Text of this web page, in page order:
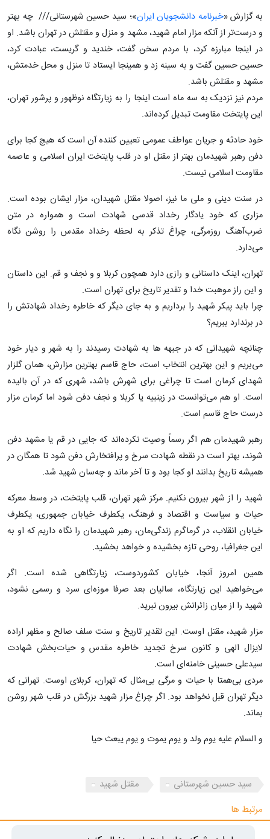
به گزارش «خبرنامه دانشجویان ایران»؛ سید حسین شهرستانی/// چه بهتر
و درست‌تر از آنکه مزار امام شهید، مشهد و منزل و مقتلش در تهران باشد. او
در اینجا مبارزه کرد، با مردم سخن گفت، خندید و گریست، عبادت کرد،
حسین حسین گفت و به سینه زد و همینجا ایستاد تا منزل و محل خدمتش،
مشهد و مقتلش باشد.
مردم نیز نزدیک به سه ماه است اینجا را به زیارتگاه نوظهور و پرشور تهران،
این پایتخت مقاومت تبدیل کرده‌اند.
خود حادثه و جریان عواطف عمومی تعیین کننده آن است که هیچ کجا برای
دفن رهبر شهیدمان بهتر از مقتل او در قلب پایتخت ایران اسلامی و عاصمه
مقاومت اسلامی نیست.
در سنت دینی و ملی ما نیز، اصولا مقتل شهیدان، مزار ایشان بوده است.
مزاری که خود یادگار رخداد قدسی شهادت است و همواره در متن
ضرب‌آهنگ روزمرگی، چراغ تذکر به لحظه رخداد مقدس را روشن نگاه
می‌دارد.
تهران، اینک داستانی و رازی دارد همچون کربلا و و نجف و قم. این داستان
و این راز موهبت خدا و تقدیر تاریخ برای تهران است.
چرا باید پیکر شهید را برداریم و به جای دیگر که خاطره رخداد شهادتش را
در برندارد ببریم؟
چنانچه شهیدانی که در جبهه ها به شهادت رسیدند را به شهر و دیار خود
می‌بریم و این بهترین انتخاب است، حاج قاسم بهترین مزارش، همان گلزار
شهدای کرمان است تا چراغی برای شهرش باشد، شهری که در آن بالیده
است. او هم می‌توانست در زینبیه یا کربلا و نجف دفن شود اما کرمان مزار
درست حاج قاسم است.
رهبر شهیدمان هم اگر رسماً وصیت نکرده‌اند که جایی در قم یا مشهد دفن
شوند، بهتر است در نقطه شهادت سرخ و پرافتخارش دفن شود تا همگان در
همیشه تاریخ بدانند او کجا بود و تا آخر ماند و چه‌سان شهید شد.
شهید را از شهر بیرون نکنیم. مرکز شهر تهران، قلب پایتخت، در وسط معرکه
حیات و سیاست و اقتصاد و فرهنگ، یکطرف خیابان جمهوری، یکطرف
خیابان انقلاب، در گرماگرم زندگی‌مان، رهبر شهیدمان را نگاه داریم که او به
این جغرافیا، روحی تازه بخشیده و خواهد بخشید.
همین امروز آنجا، خیابان کشوردوست، زیارتگاهی شده است‌. اگر
می‌خواهید این زیارتگاه، سالیان بعد صرفا موزه‌ای سرد و رسمی نشود،
شهید را از میان زائرانش بیرون نبرید.
مزار شهید، مقتل اوست. این تقدیر تاریخ و سنت سلف صالح و مظهر اراده
لایزال الهی و کانون سرخ تجدید خاطره مقدس و حیات‌بخش شهادت
سیدعلی حسینی خامنه‌ای است.
مردی بی‌‌همتا با حیات و مرگی بی‌مثال که تهران، کربلای اوست. تهرانی که
دیگر تهران قبل نخواهد بود. اگر چراغ مزار شهید بزرگش در قلب شهر روشن
بماند.
و السلام علیه یوم ولد و یوم یموت و یوم یبعث حیا
سید حسین شهرستانی
مقتل شهید
مرتبط ها